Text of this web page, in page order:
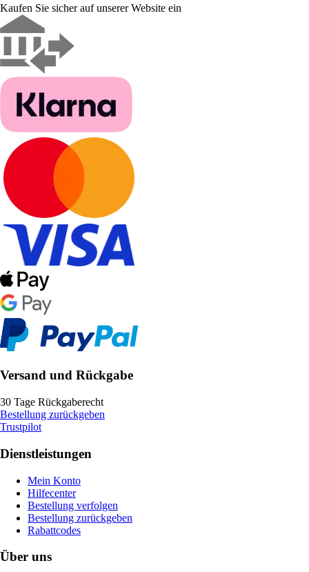
Kaufen Sie sicher auf unserer Website ein
Versand und Rückgabe
30 Tage Rückgaberecht
Bestellung zurückgeben
Trustpilot
Dienstleistungen
Mein Konto
Hilfecenter
Bestellung verfolgen
Bestellung zurückgeben
Rabattcodes
Über uns